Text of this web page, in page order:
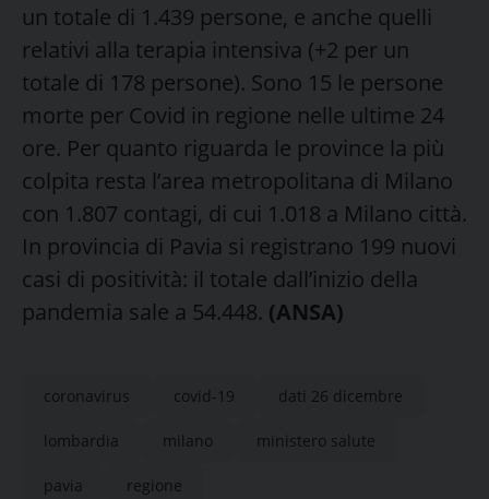
un totale di 1.439 persone, e anche quelli
relativi alla terapia intensiva (+2 per un
totale di 178 persone). Sono 15 le persone
morte per Covid in regione nelle ultime 24
ore. Per quanto riguarda le province la più
colpita resta l’area metropolitana di Milano
con 1.807 contagi, di cui 1.018 a Milano città.
In provincia di Pavia si registrano 199 nuovi
casi di positività: il totale dall’inizio della
pandemia sale a 54.448. (ANSA)
coronavirus covid-19 dati 26 dicembre
lombardia milano ministero salute
pavia regione